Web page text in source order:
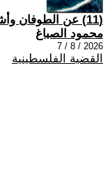
(11) عن الطوفان وأشياء أخرى (65)
محمود الصباغ
2026 / 8 / 7
القضية الفلسطينية